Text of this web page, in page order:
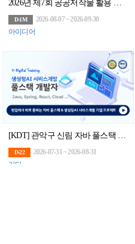
D-1M
2026-08-07 ~ 2026-09-30
아이디어
D-22
2026-07-31 ~ 2026-08-31
기타